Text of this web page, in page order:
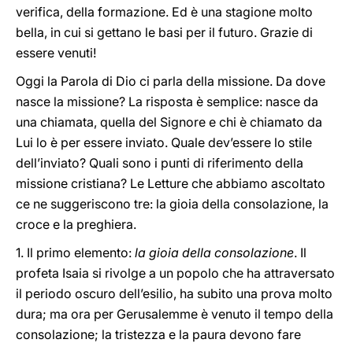
verifica, della formazione. Ed è una stagione molto
bella, in cui si gettano le basi per il futuro. Grazie di
essere venuti!
Oggi la Parola di Dio ci parla della missione. Da dove
nasce la missione? La risposta è semplice: nasce da
una chiamata, quella del Signore e chi è chiamato da
Lui lo è per essere inviato. Quale dev’essere lo stile
dell’inviato? Quali sono i punti di riferimento della
missione cristiana? Le Letture che abbiamo ascoltato
ce ne suggeriscono tre: la gioia della consolazione, la
croce e la preghiera.
1. Il primo elemento: la gioia della consolazione. Il
profeta Isaia si rivolge a un popolo che ha attraversato
il periodo oscuro dell’esilio, ha subito una prova molto
dura; ma ora per Gerusalemme è venuto il tempo della
consolazione; la tristezza e la paura devono fare